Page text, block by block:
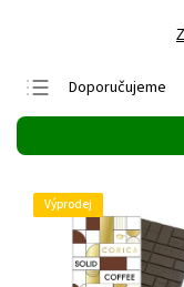
Doporučujeme
Nejlevnější
Nejdražší
Nejprodávanější
Abecedně
Výprodej